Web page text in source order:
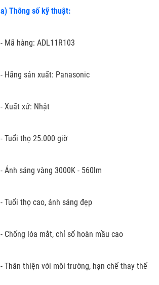
a) Thông số kỹ thuật:
- Mã hàng: ADL11R103
- Hãng sản xuất: Panasonic
- Xuất xứ: Nhật
- Tuổi thọ 25.000 giờ
- Ánh sáng vàng 3000K - 560lm
- Tuổi thọ cao, ánh sáng đẹp
- Chống lóa mắt, chỉ số hoàn mầu cao
- Thân thiện với môi trường, hạn chế thay thế